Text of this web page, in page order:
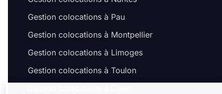
Gestion colocations à Pau
Gestion colocations à Montpellier
Gestion colocations à Limoges
Gestion colocations à Toulon